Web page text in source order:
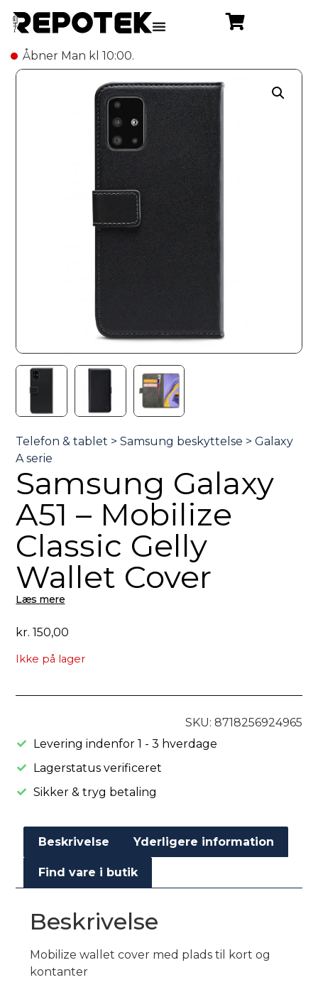
Åbner Man kl 10:00.
Samsung Galaxy
A51 – Mobilize
Classic Gelly
Wallet Cover
Læs mere
kr. 150,00
Ikke på lager
SKU: 8718256924965
Levering indenfor 1 - 3 hverdage
Lagerstatus verificeret
Sikker & tryg betaling
Beskrivelse Yderligere information
Find vare i butik
Beskrivelse
Mobilize wallet cover med plads til kort og
kontanter